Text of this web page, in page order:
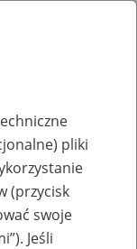
pracy
pliki
(przycisk
swoje
Jeśli